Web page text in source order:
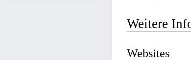
Weitere
Websites